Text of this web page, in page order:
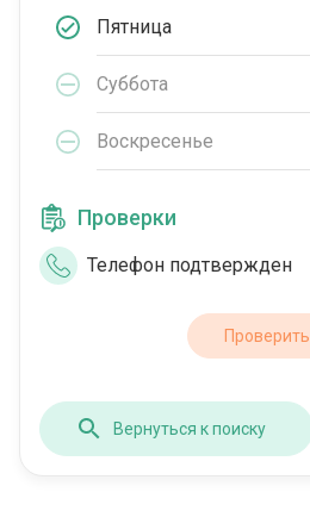
Пятница
Суббота
Воскресенье
Проверки
Телефон подтвержден
Проверить
Вернуться к поиску